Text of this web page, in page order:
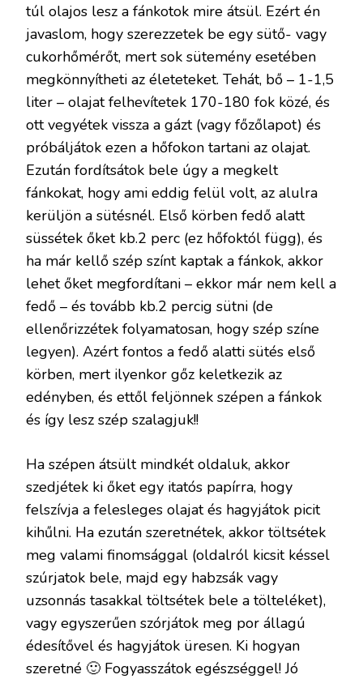
túl olajos lesz a fánkotok mire átsül. Ezért én
javaslom, hogy szerezzetek be egy sütő- vagy
cukorhőmérőt, mert sok sütemény esetében
megkönnyítheti az életeteket. Tehát, bő – 1-1,5
liter – olajat felhevítetek 170-180 fok közé, és
ott vegyétek vissza a gázt (vagy főzőlapot) és
próbáljátok ezen a hőfokon tartani az olajat.
Ezután fordítsátok bele úgy a megkelt
fánkokat, hogy ami eddig felül volt, az alulra
kerüljön a sütésnél. Első körben fedő alatt
süssétek őket kb.2 perc (ez hőfoktól függ), és
ha már kellő szép színt kaptak a fánkok, akkor
lehet őket megfordítani – ekkor már nem kell a
fedő – és tovább kb.2 percig sütni (de
ellenőrizzétek folyamatosan, hogy szép színe
legyen). Azért fontos a fedő alatti sütés első
körben, mert ilyenkor gőz keletkezik az
edényben, és ettől feljönnek szépen a fánkok
és így lesz szép szalagjuk!!
Ha szépen átsült mindkét oldaluk, akkor
szedjétek ki őket egy itatós papírra, hogy
felszívja a felesleges olajat és hagyjátok picit
kihűlni. Ha ezután szeretnétek, akkor töltsétek
meg valami finomsággal (oldalról kicsit késsel
szúrjatok bele, majd egy habzsák vagy
uzsonnás tasakkal töltsétek bele a tölteléket),
vagy egyszerűen szórjátok meg por állagú
édesítővel és hagyjátok üresen. Ki hogyan
szeretné 🙂 Fogyasszátok egészséggel! Jó